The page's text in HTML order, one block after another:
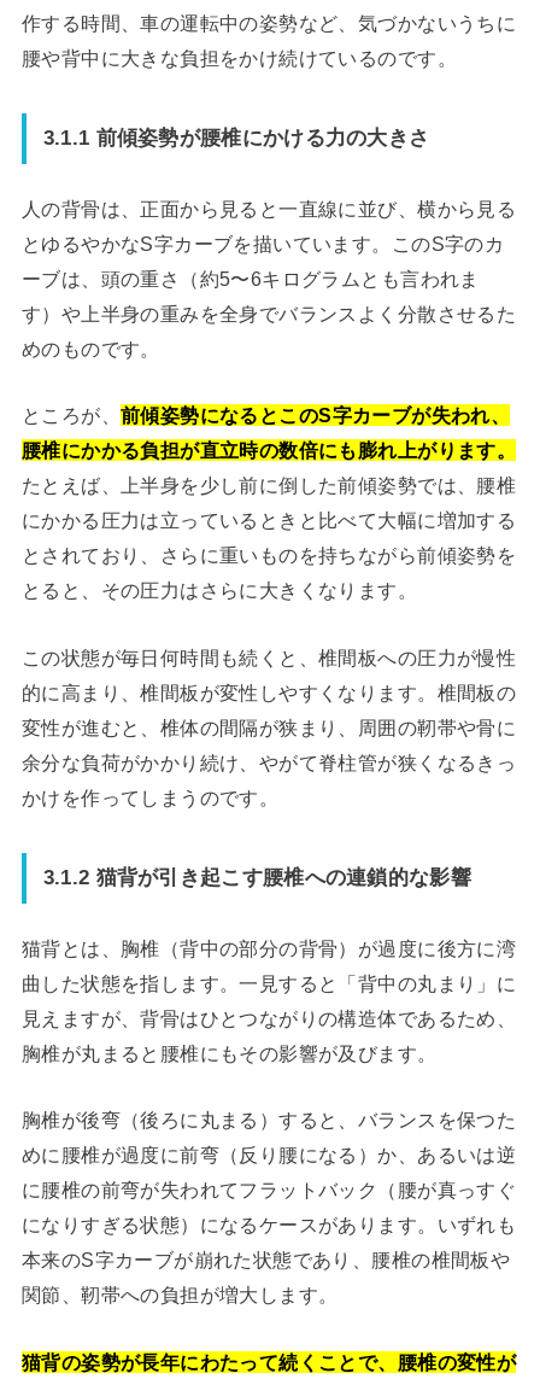
作する時間、車の運転中の姿勢など、気づかないうちに
腰や背中に大きな負担をかけ続けているのです。
3.1.1 前傾姿勢が腰椎にかける力の大きさ
人の背骨は、正面から見ると一直線に並び、横から見る
とゆるやかなS字カーブを描いています。このS字のカ
ーブは、頭の重さ（約5〜6キログラムとも言われま
す）や上半身の重みを全身でバランスよく分散させるた
めのものです。
ところが、 前傾姿勢になるとこのS字カーブが失われ、
腰椎にかかる負担が直立時の数倍にも膨れ上がります。
たとえば、上半身を少し前に倒した前傾姿勢では、腰椎
にかかる圧力は立っているときと比べて大幅に増加する
とされており、さらに重いものを持ちながら前傾姿勢を
とると、その圧力はさらに大きくなります。
この状態が毎日何時間も続くと、椎間板への圧力が慢性
的に高まり、椎間板が変性しやすくなります。椎間板の
変性が進むと、椎体の間隔が狭まり、周囲の靭帯や骨に
余分な負荷がかかり続け、やがて脊柱管が狭くなるきっ
かけを作ってしまうのです。
3.1.2 猫背が引き起こす腰椎への連鎖的な影響
猫背とは、胸椎（背中の部分の背骨）が過度に後方に湾
曲した状態を指します。一見すると「背中の丸まり」に
見えますが、背骨はひとつながりの構造体であるため、
胸椎が丸まると腰椎にもその影響が及びます。
胸椎が後弯（後ろに丸まる）すると、バランスを保つた
めに腰椎が過度に前弯（反り腰になる）か、あるいは逆
に腰椎の前弯が失われてフラットバック（腰が真っすぐ
になりすぎる状態）になるケースがあります。いずれも
本来のS字カーブが崩れた状態であり、腰椎の椎間板や
関節、靭帯への負担が増大します。
猫背の姿勢が長年にわたって続くことで、腰椎の変性が